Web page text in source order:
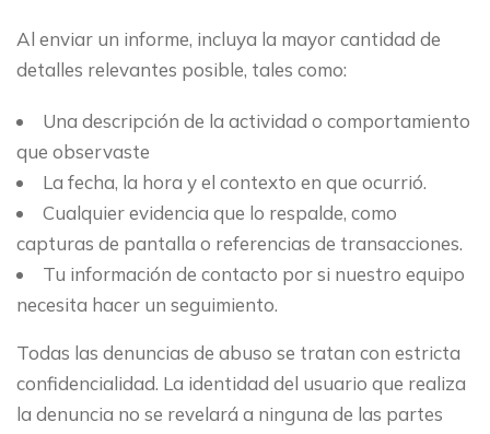
Al enviar un informe, incluya la mayor cantidad de
detalles relevantes posible, tales como:
Una descripción de la actividad o comportamiento
que observaste
La fecha, la hora y el contexto en que ocurrió.
Cualquier evidencia que lo respalde, como
capturas de pantalla o referencias de transacciones.
Tu información de contacto por si nuestro equipo
necesita hacer un seguimiento.
Todas las denuncias de abuso se tratan con estricta
confidencialidad. La identidad del usuario que realiza
la denuncia no se revelará a ninguna de las partes